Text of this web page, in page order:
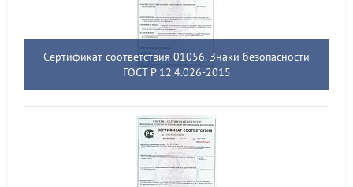
Сертификат соответствия 01056. Знаки безопасности
ГОСТ Р 12.4.026-2015